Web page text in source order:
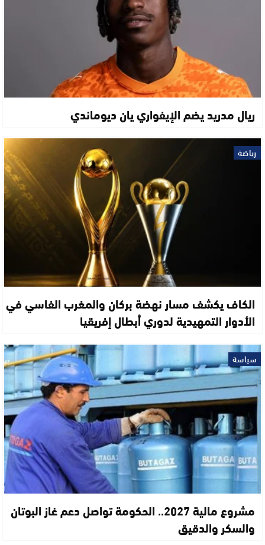
ريال مدريد يضم الإيفواري يان ديوماندي
رياضة
الكاف يكشف مسار نهضة بركان والمغرب الفاسي في
الأدوار التمهيدية لدوري أبطال إفريقيا
سياسة
مشروع مالية 2027.. الحكومة تواصل دعم غاز البوتان
والسكر والدقيق